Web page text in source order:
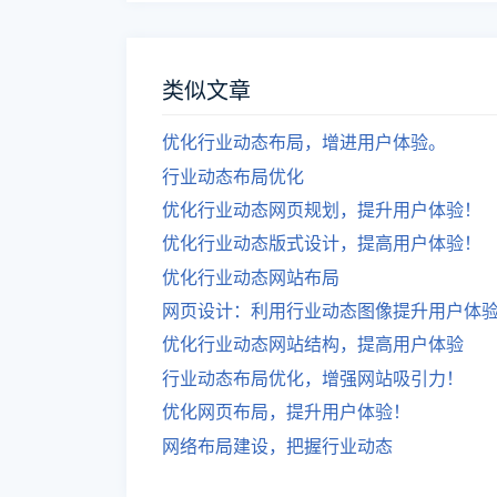
类似文章
优化行业动态布局，增进用户体验。
行业动态布局优化
优化行业动态网页规划，提升用户体验！
优化行业动态版式设计，提高用户体验！
优化行业动态网站布局
网页设计：利用行业动态图像提升用户体
优化行业动态网站结构，提高用户体验
行业动态布局优化，增强网站吸引力！
优化网页布局，提升用户体验！
网络布局建设，把握行业动态